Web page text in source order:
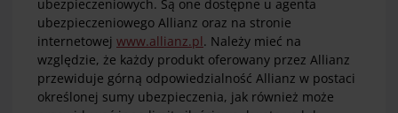
ubezpieczeniowych. Są one dostępne u agenta
ubezpieczeniowego Allianz oraz na stronie
internetowej www.allianz.pl. Należy mieć na
względzie, że każdy produkt oferowany przez Allianz
przewiduje górną odpowiedzialność Allianz w postaci
określonej sumy ubezpieczenia, jak również może